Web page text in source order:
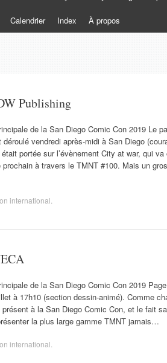
Calendrier Index À propos
Publishing
de la San Diego Comic Con 2019 Le
déroulé vendredi après-midi à San Diego
était portée sur l’évènement City at war, qui
à travers le TMNT #100. Mais un gros
international
de la San Diego Comic Con 2019
à 17h10 (section dessin-animé). Comme
à la San Diego Comic Con, et le fait
la plus large gamme TMNT jamais…
international